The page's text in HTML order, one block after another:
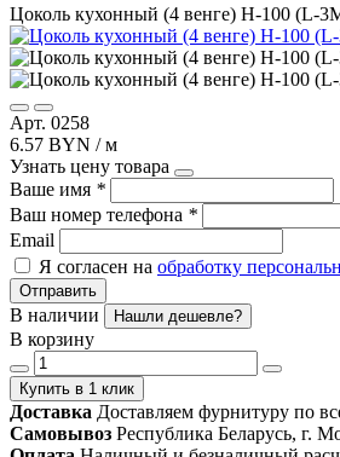
Цоколь кухонный (4 венге) Н-100 (L-
Арт. 0258
6.57 BYN / м
Узнать цену товара
Ваше имя *
Ваш номер телефона *
Email
Я согласен на обработку
Отправить
В наличии Нашли дешевле?
В корзину
Купить в 1 клик
Доставка Доставляем фурнитуру по
Самовывоз Республика Беларусь, г.